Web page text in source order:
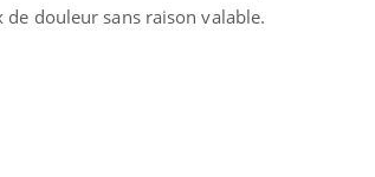
de douleur sans raison valable.